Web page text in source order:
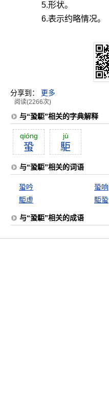
5.形状。
6.表示约略情况。
分享到： 更多
阅读(2266次)
与“蛩駏”相关的字典解释
qióng
蛩
jù
駏
与“蛩駏”相关的词语
蛩吟 蛩响
駏虚
駏蛩
与“蛩駏”相关的成语